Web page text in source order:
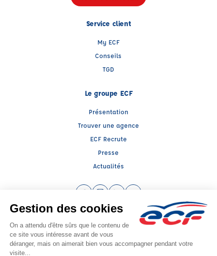
Service client
My ECF
Conseils
TGD
Le groupe ECF
Présentation
Trouver une agence
ECF Recrute
Presse
Actualités
Facebook (nouvelle fenêtre)
Instagram (nouvelle fenêtre)
LinkedIn (nouvelle fenêtre)
YouTube (nouvelle
Raison sociale : ECF CER CENTRE ATLANTIQUE - Capital social: 2500000€
SIREN: 312379266 - Numéro de TVA intracommunautaire: FR 52 312379266
Agrément n°E140860110
Siège social : RN 11 - Rte de la Mothe Les Champs Dorés, LA CRECHE (79260) -